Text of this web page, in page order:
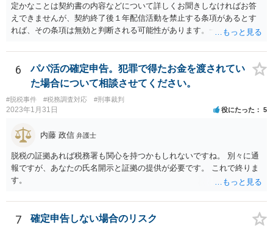
定かなことは契約書の内容などについて詳しくお聞きしなければお答
えできませんが、契約終了後１年配信活動を禁止する条項があるとす
れば、その条項は無効と判断される可能性があります。一度実際に弁
した方がよろしいかと存じます。
6
パパ活の確定申告。犯罪で得たお金を渡されてい
た場合について相談させてください。
#脱税事件 #税務調査対応 #刑事裁判
2023年1月31日 役にたった 5
内藤 政信 弁護士
脱税の証拠あれば税務署も関心を持つかもしれないですね。 別々に通
報ですが、あなたの氏名開示と証拠の提供が必要です。 これで終りま
す。
7 確定申告しない場合のリスク